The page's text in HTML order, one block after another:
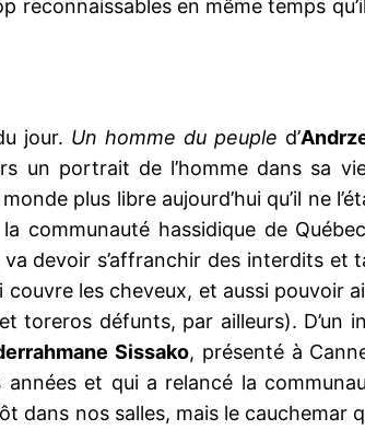
en même temps
jour. Un homme du peuple d’
un portrait de l’homme dans sa
plus libre aujourd’hui qu’il ne
communauté hassidique de
devoir s’affranchir des interdits et
les cheveux, et aussi pouvoir
défunts, par ailleurs). D’un
Sissako, présenté à
années et qui a relancé la
dans nos salles, mais le cauchemar